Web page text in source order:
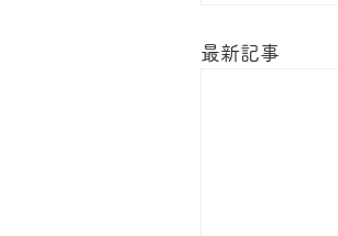
最新記事